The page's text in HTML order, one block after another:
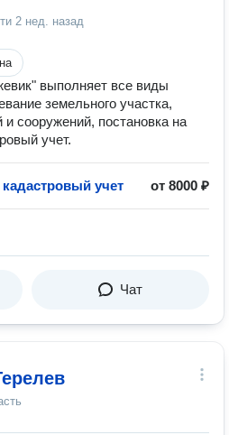
2 нед. назад
выполняет все виды
земельного участка,
и сооружений, постановка на
учет.
учет от 8000 ₽
Чат